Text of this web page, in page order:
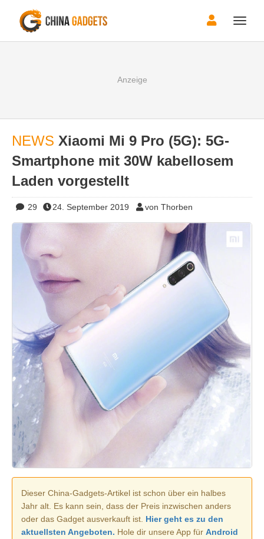
Toggle
NEWS Xiaomi Mi 9 Pro (5G): 5G-
Smartphone mit 30W kabellosem
Laden vorgestellt
29 24. September 2019 von Thorben
Dieser China-Gadgets-Artikel ist schon über ein halbes
Jahr alt. Es kann sein, dass der Preis inzwischen anders
oder das Gadget ausverkauft ist. Hier geht es zu den
aktuellsten Angeboten. Hole dir unsere App für Android